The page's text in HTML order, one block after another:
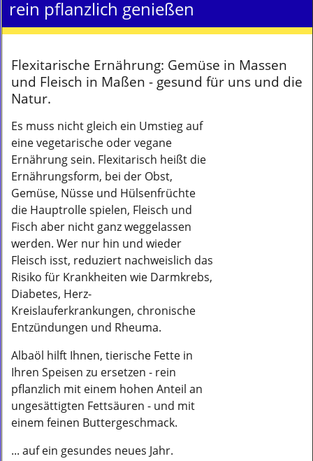
rein pflanzlich genießen
Flexitarische Ernährung: Gemüse in Massen
und Fleisch in Maßen - gesund für uns und die
Natur.
Es muss nicht gleich ein Umstieg auf
eine vegetarische oder vegane
Ernährung sein. Flexitarisch heißt die
Ernährungsform, bei der Obst,
Gemüse, Nüsse und Hülsenfrüchte
die Hauptrolle spielen, Fleisch und
Fisch aber nicht ganz weggelassen
werden. Wer nur hin und wieder
Fleisch isst, reduziert nachweislich das
Risiko für Krankheiten wie Darmkrebs,
Diabetes, Herz-
Kreislauferkrankungen, chronische
Entzündungen und Rheuma.
Albaöl hilft Ihnen, tierische Fette in
Ihren Speisen zu ersetzen - rein
pflanzlich mit einem hohen Anteil an
ungesättigten Fettsäuren - und mit
einem feinen Buttergeschmack.
... auf ein gesundes neues Jahr.